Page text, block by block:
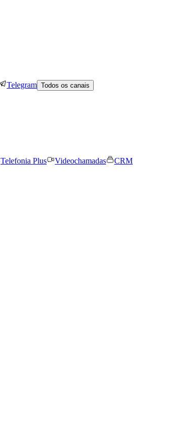
Telegram Todos os canais
Telefonia Plus Videochamadas
CRM